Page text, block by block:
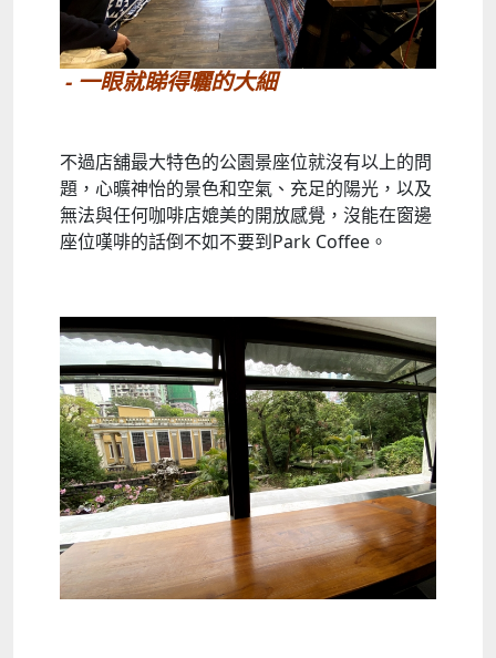
- 一眼就睇得曬的大細
不過店舖最大特色的公園景座位就沒有以上的問
題，心曠神怡的景色和空氣、充足的陽光，以及
無法與任何咖啡店媲美的開放感覺，沒能在窗邊
座位嘆啡的話倒不如不要到Park Coffee。